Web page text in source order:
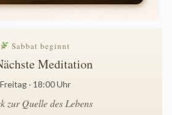
Sabbat beginnt
Meditation
Freitag · 18:00 Uhr
zur Quelle des Lebens